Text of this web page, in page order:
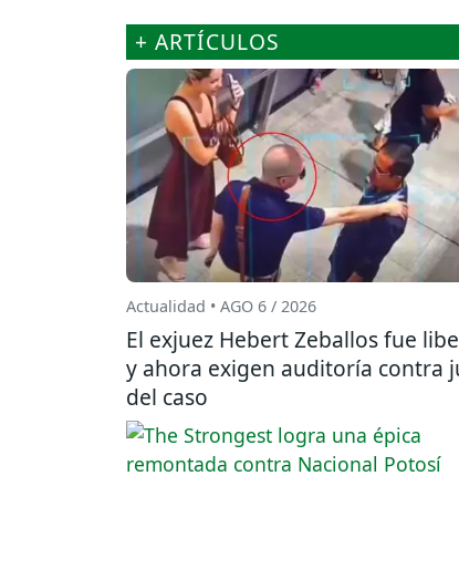
+ ARTÍCULOS
Actualidad • AGO 6 / 2026
El exjuez Hebert Zeballos fue
y ahora exigen auditoría contra
del caso